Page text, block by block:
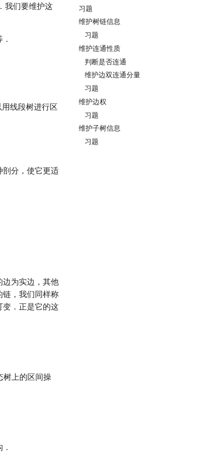
习题
维护树链信息
习题
维护连通性质
判断是否连通
维护边双连通分量
习题
维护边权
习题
维护子树信息
习题
我们要维护这
线段树进行区
剖分，使它更适
边为实边，其他
链，我们同样称
变．正是它的这
树上的区间操